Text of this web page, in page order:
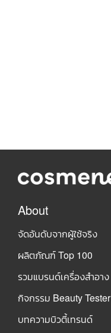
About
จัดอันดับจากผู้ใช้จริง
ผลิตภัณฑ์ Top 100
รวมแบรนด์เครื่องสำอาง
กิจกรรม Beauty Tester
บทความบิวตี้เทรนด์